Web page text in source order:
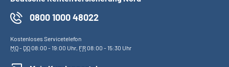
0800 1000 48022
Kostenloses Servicetelefon
MO- DO08:00 - 19:00 Uhr, FR08:00 - 15:30 Uhr